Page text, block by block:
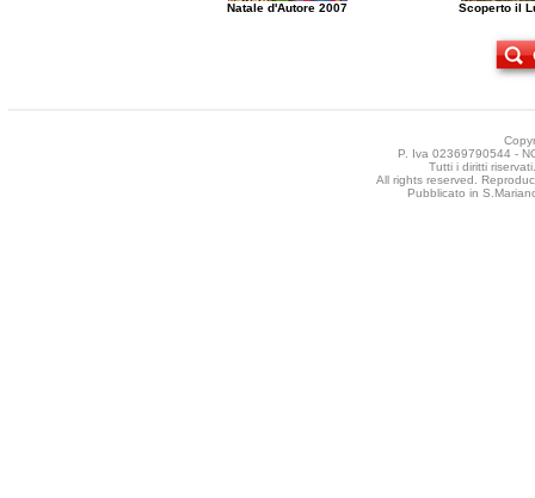
Natale d'Autore 2007 Scoperto il
P. Iva 02369790544 -
Tutti i diritti
All rights reserved.
Pubblicato in